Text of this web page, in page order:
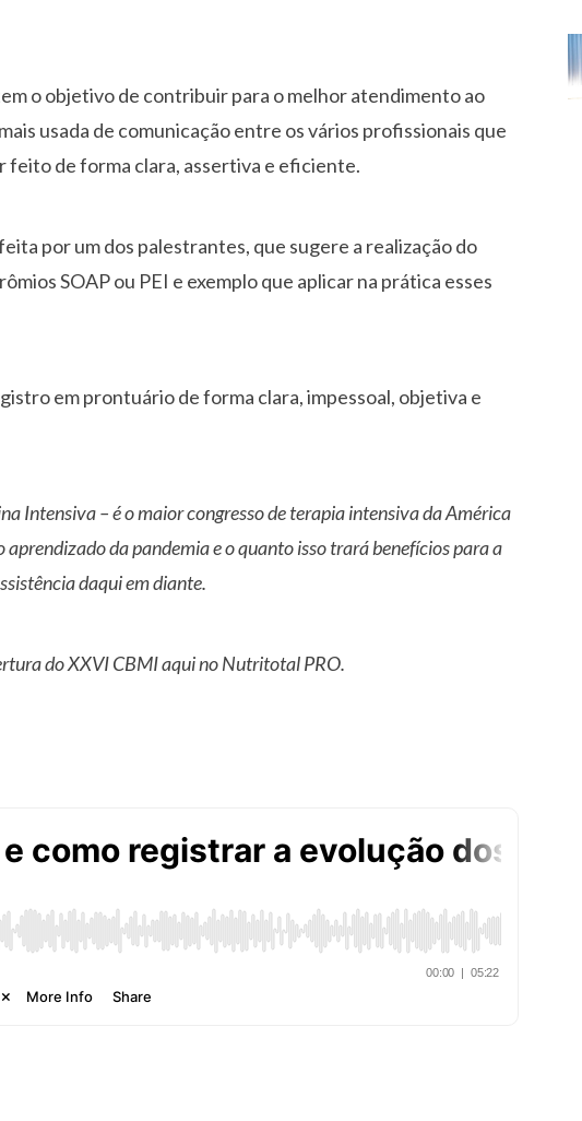
o objetivo de contribuir para o melhor atendimento ao
usada de comunicação entre os vários profissionais que
de forma clara, assertiva e eficiente.
por um dos palestrantes, que sugere a realização do
SOAP ou PEI e exemplo que aplicar na prática esses
em prontuário de forma clara, impessoal, objetiva e
Intensiva – é o maior congresso de terapia intensiva da América
da pandemia e o quanto isso trará benefícios para a
daqui em diante.
do XXVI CBMI aqui no Nutritotal PRO.